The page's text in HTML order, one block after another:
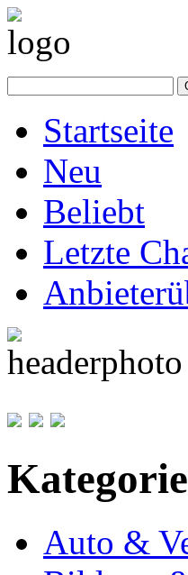
Startseite
Neu
Beliebt
Letzte
Auto &